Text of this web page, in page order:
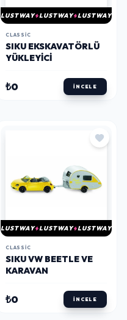
LUSTWAY LUSTWAY LUSTWAY
CLASSIC
SIKU EKSKAVATÖRLÜ
YÜKLEYICI
₺0 İNCELE
LUSTWAY LUSTWAY LUSTWAY
CLASSIC
SIKU VW BEETLE VE
KARAVAN
₺0 İNCELE